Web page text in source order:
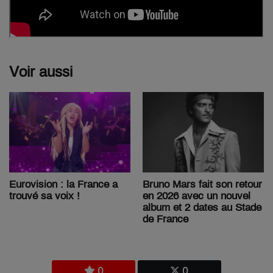
Voir aussi
Eurovision : la France a
trouvé sa voix !
Bruno Mars fait son retour
en 2026 avec un nouvel
album et 2 dates au Stade
de France